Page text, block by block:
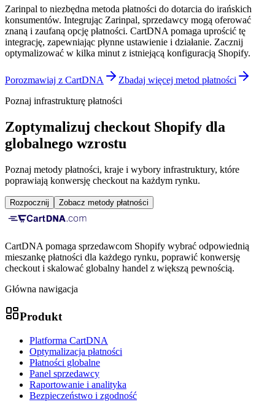
Zarinpal to niezbędna metoda płatności do dotarcia do irańskich
konsumentów. Integrując Zarinpal, sprzedawcy mogą oferować
znaną i zaufaną opcję płatności. CartDNA pomaga uprościć tę
integrację, zapewniając płynne ustawienie i działanie. Zacznij
optymalizować w kilka minut z istniejącą konfiguracją Shopify.
Porozmawiaj z CartDNA
Zbadaj więcej metod płatności
Poznaj infrastrukturę płatności
Zoptymalizuj checkout Shopify dla
globalnego wzrostu
Poznaj metody płatności, kraje i wybory infrastruktury, które
poprawiają konwersję checkout na każdym rynku.
Rozpocznij Zobacz metody płatności
CartDNA pomaga sprzedawcom Shopify wybrać odpowiednią
mieszankę płatności dla każdego rynku, poprawić konwersję
checkout i skalować globalny handel z większą pewnością.
Główna nawigacja
Produkt
Platforma CartDNA
Optymalizacja płatności
Płatności globalne
Panel sprzedawcy
Raportowanie i analityka
Bezpieczeństwo i zgodność